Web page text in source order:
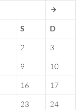
S D
2
3
9
10
16
17
23
24